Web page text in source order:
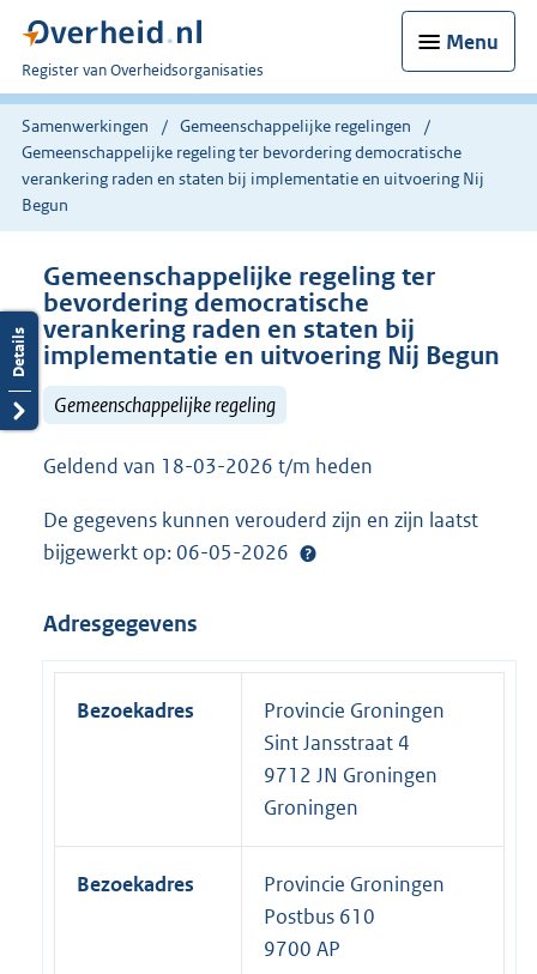
Menu
U
bent
nu
hier:
Register van Overheidsorganisaties
Samenwerkingen
Gemeenschappelijke regelingen
Gemeenschappelijke regeling ter bevordering democratische
verankering raden en staten bij implementatie en uitvoering Nij
Begun
Gemeenschappelijke regeling ter
bevordering democratische
verankering raden en staten bij
implementatie en uitvoering Nij Begun
Gemeenschappelijke regeling
Geldend van 18-03-2026 t/m heden
De gegevens kunnen verouderd zijn en zijn laatst
bijgewerkt op: 06-05-2026
Adresgegevens
Bezoekadres
Provincie Groningen
Sint Jansstraat 4
9712 JN Groningen
Groningen
Bezoekadres
Provincie Groningen
Postbus 610
9700 AP